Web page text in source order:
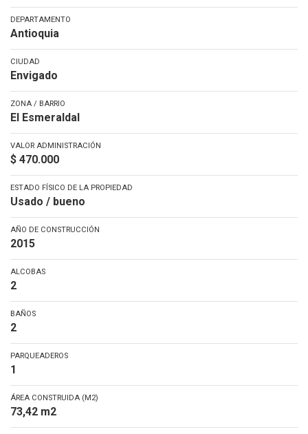
DEPARTAMENTO
Antioquia
CIUDAD
Envigado
ZONA / BARRIO
El Esmeraldal
VALOR ADMINISTRACIÓN
$ 470.000
ESTADO FÍSICO DE LA PROPIEDAD
Usado / bueno
AÑO DE CONSTRUCCIÓN
2015
ALCOBAS
2
BAÑOS
2
PARQUEADEROS
1
ÁREA CONSTRUIDA (M2)
73,42 m2